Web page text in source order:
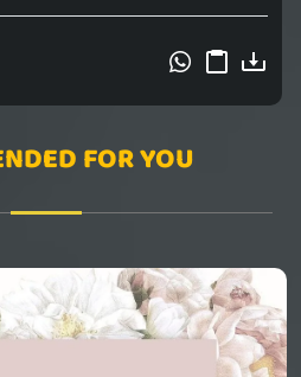
FOR YOU